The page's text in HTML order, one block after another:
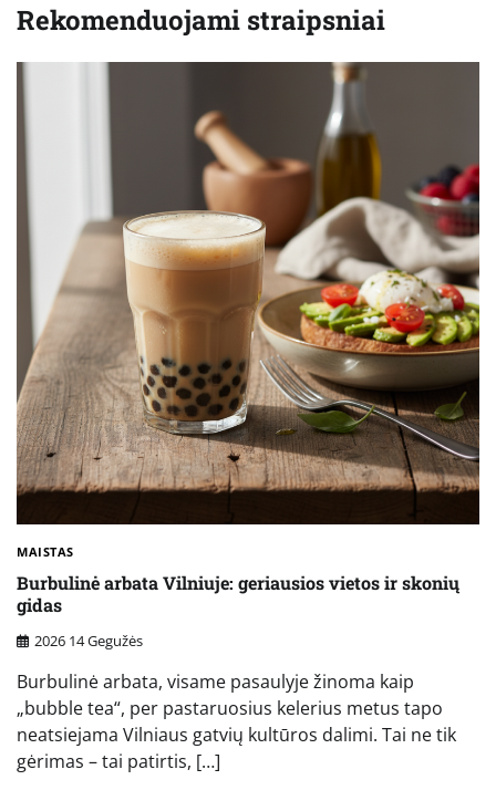
Rekomenduojami straipsniai
MAISTAS
Burbulinė arbata Vilniuje: geriausios vietos ir skonių
gidas
2026 14 Gegužės
Burbulinė arbata, visame pasaulyje žinoma kaip
„bubble tea“, per pastaruosius kelerius metus tapo
neatsiejama Vilniaus gatvių kultūros dalimi. Tai ne tik
gėrimas – tai patirtis, […]